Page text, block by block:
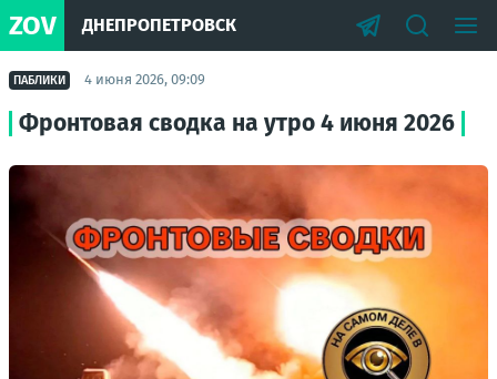
ZOV ДНЕПРОПЕТРОВСК
ПАБЛИКИ 4 июня 2026, 09:09
Фронтовая сводка на утро 4 июня 2026